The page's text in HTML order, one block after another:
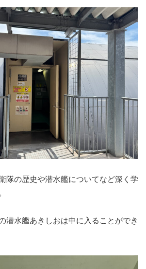
隊の歴史や潜水艦についてなど深く学
潜水艦あきしおは中に入ることができ